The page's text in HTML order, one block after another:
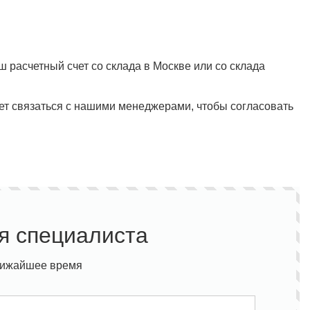
счет со склада в Москве или со склада
связаться с нашими менеджерами, чтобы согласовать
специалиста
время